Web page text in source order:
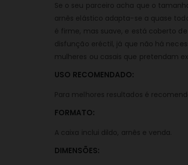
Se o seu parceiro acha que o
arnês elástico adapta-se a quase
é firme, mas suave, e está coberto
disfunção eréctil, já que não há
mulheres ou casais que pretendam
USO RECOMENDADO:
Para melhores resultados é
FORMATO:
A caixa inclui dildo, arnês e venda.
DIMENSÕES: